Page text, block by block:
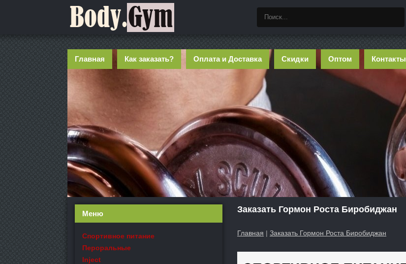
Главная Как заказать? Оплата и Доставка Скидки Оптом Контакты
Заказать Гормон Роста Биробиджан
Главная | Заказать Гормон Роста Биробиджан
Меню
Спортивное питание
Пероральные
Inject